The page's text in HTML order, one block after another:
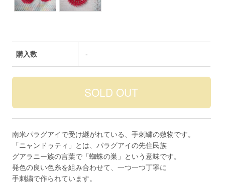
購入数 -
南米パラグアイで受け継がれている、手刺繍の敷物です。
「ニャンドゥティ」とは、パラグアイの先住民族
グアラニー族の言葉で「蜘蛛の巣」という意味です。
発色の良い色糸を組み合わせて、一つ一つ丁寧に
手刺繍で作られています。